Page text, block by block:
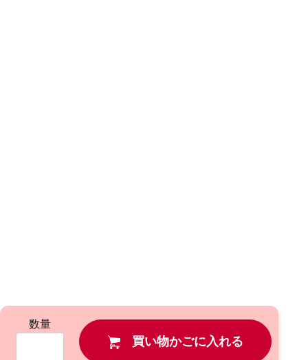
数量
買い物かごに入れる